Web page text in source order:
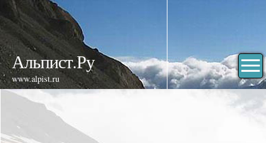
Альпист.Ру
www.alpist.ru